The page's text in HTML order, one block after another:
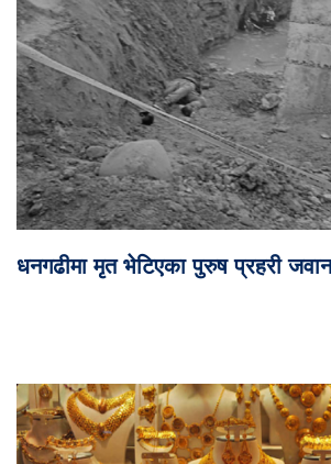
धनगढीमा मृत भेटिएका पुरुष प्रहरी